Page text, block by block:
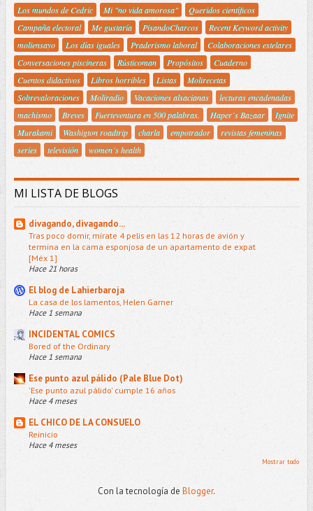
Los mundos de Cedric
Mi "no vida amorosa"
Queridos científicos
Campaña electoral
Me gustaría PisandoCharcos
Recent Keyword activity
moliensayo
Los días iguales Praderismo laboral
Colaboraciones estelares
Conversaciones piscineras
Rústicoman Propósitos
Cuaderno
Cuentos didactivos
Libros horribles Listas
Molirecetas
Sobrevaloraciones
Moliradio Vacaciones alsacianas
lecturas encadenadas
machismo
Breves Fuerteventura en 500 palabras. Haper´s Bazaar
Ignite
Murakami
Washigton roadtrip charla empotrador
revistas femeninas
series
televisión women´s health
MI LISTA DE BLOGS
divagando, divagando...
Tras poco domir, mírate 4 pelis en las 12 horas de avión y
termina en la cama esponjosa de un apartamento de expat
[Méx 1]
Hace 21 horas
El blog de Lahierbaroja
La casa de los lamentos, Helen Garner
Hace 1 semana
INCIDENTAL COMICS
Bored of the Ordinary
Hace 1 semana
Ese punto azul pálido (Pale Blue Dot)
'Ese punto azul pálido' cumple 16 años
Hace 4 meses
EL CHICO DE LA CONSUELO
Reinicio
Hace 4 meses
Mostrar todo
Con la tecnología de Blogger.